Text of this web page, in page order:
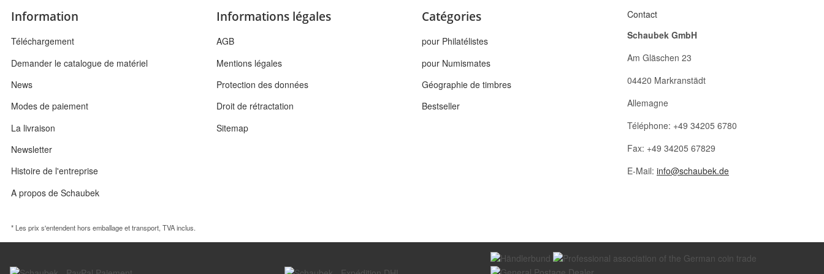
Information
Téléchargement
Demander le catalogue de matériel
News
Modes de paiement
La livraison
Newsletter
Histoire de l'entreprise
A propos de Schaubek
Informations légales
AGB
Mentions légales
Protection des données
Droit de rétractation
Sitemap
Catégories
pour Philatélistes
pour Numismates
Géographie de timbres
Bestseller
Contact
Schaubek GmbH
Am Gläschen 23
04420 Markranstädt
Allemagne
Téléphone: +49 34205 6780
Fax: +49 34205 67829
E-Mail: info@schaubek.de
* Les prix s'entendent hors emballage et transport, TVA inclus.